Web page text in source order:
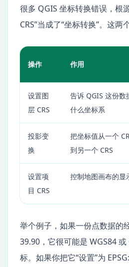
很多 QGIS 坐标转换错误，根
CRS”当成了“坐标转换”。这两
操作 作用
设置图
层 CRS
告诉 QGIS 这份数
什么坐标系
投影变
换
把坐标值从一个
到另一个 CRS
设置项
目 CRS
控制地图画布的显
举个例子，如果一份点数据的
39.90，它很可能是 WGS84 或
标。如果你把它“设置”为